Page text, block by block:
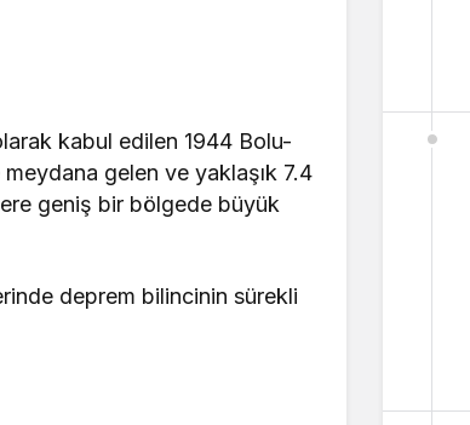
kabul edilen 1944 Bolu-
gelen ve yaklaşık 7.4
geniş bir bölgede büyük
deprem bilincinin sürekli